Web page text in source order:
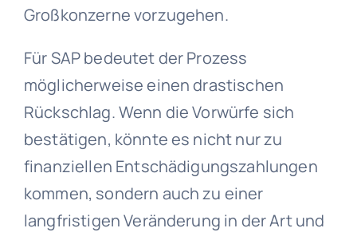
Großkonzerne vorzugehen.
Für SAP bedeutet der Prozess
möglicherweise einen drastischen
Rückschlag. Wenn die Vorwürfe sich
bestätigen, könnte es nicht nur zu
finanziellen Entschädigungszahlungen
kommen, sondern auch zu einer
langfristigen Veränderung in der Art und